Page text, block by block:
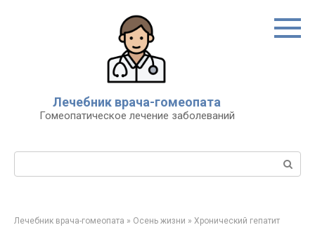
Лечебник врача-гомеопата
Гомеопатическое лечение заболеваний
Поиск:
Лечебник врача-гомеопата » Осень жизни » Хронический гепатит